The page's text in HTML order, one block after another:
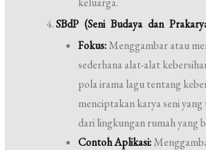
SBdP (Seni Budaya dan
Fokus:Menggambar atau
sederhana alat-alat
pola irama lagu tentang
menciptakan karya seni
dari lingkungan rumah yang
Contoh Aplikasi: